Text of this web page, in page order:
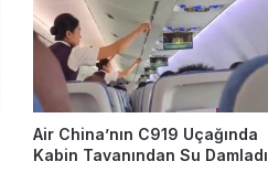
Air China’nın C919 Uçağında
Kabin Tavanından Su Damladı